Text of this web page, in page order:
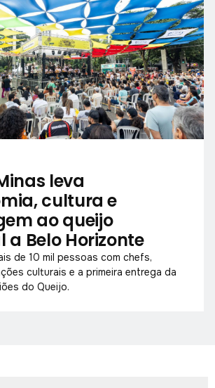
leva
cultura e
ao queijo
a Belo Horizonte
de 10 mil pessoas com chefs,
culturais e a primeira entrega da
do Queijo.